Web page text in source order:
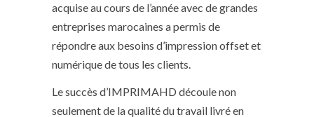
acquise au cours de l’année avec de grandes
entreprises marocaines a permis de
répondre aux besoins d’impression offset et
numérique de tous les clients.
Le succès d’IMPRIMAHD découle non
seulement de la qualité du travail livré en